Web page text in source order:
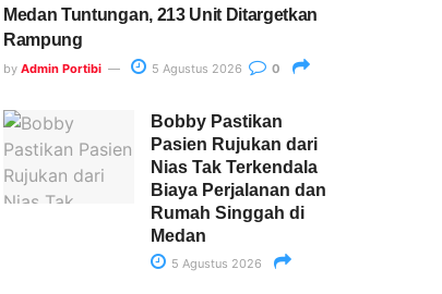
Medan Tuntungan, 213 Unit Ditargetkan
Rampung
by Admin Portibi 5 Agustus 2026 0
Bobby Pastikan
Pasien Rujukan dari
Nias Tak Terkendala
Biaya Perjalanan dan
Rumah Singgah di
Medan
5 Agustus 2026